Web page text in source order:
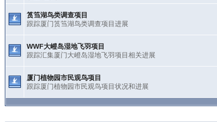
筼筜湖鸟类调查项目
跟踪厦门筼筜湖鸟类调查项目进展
WWF大嶝岛湿地飞羽项目
跟踪汇集厦门大嶝岛湿地飞羽项目相关进展
厦门植物园市民观鸟项目
跟踪厦门植物园市民观鸟项目状况和进展